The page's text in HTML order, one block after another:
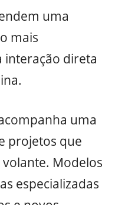
uma
mais
interação direta
uma
projetos que
Modelos
especializadas